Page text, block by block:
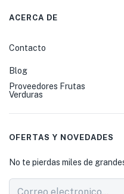
ACERCA DE
Contacto
Blog
Proveedores Frutas
Verduras
OFERTAS Y NOVEDADES
No te pierdas miles de